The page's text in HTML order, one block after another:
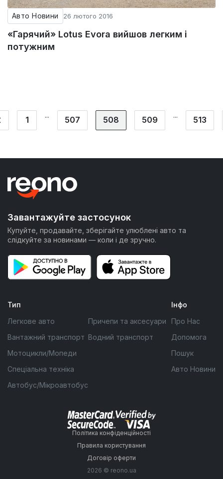
Авто Новини 26 лютого 2016
«Гарячий» Lotus Evora вийшов легким і
потужним
1 ... 507 508 509 ... 513
Завантажуйте застосунок
Купуйте, продавайте, зберігайте улюблені авто та
слідкуйте за новинами — коли і де зручно.
Тип
Легкове авто
Вантажний транспорт
Мотоцикли/Мопеди
Спеціальна техніка
Автобус/Мікроавтобус
Причепи та аксесуари
Водний транспорт
Інфо
Про Нас
Допомога
Пошук
Авто Новини
Політика конфіденційності
Правила користування
Договір оферти
2026 © reono.ua